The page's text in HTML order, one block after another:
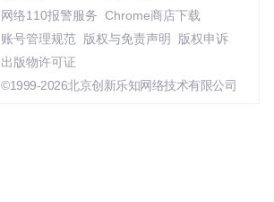
网络110报警服务 Chrome商店下载
账号管理规范
版权与免责声明
版权申诉
出版物许可证
©1999-2026北京创新乐知网络技术有限公司